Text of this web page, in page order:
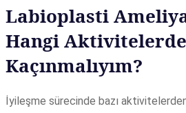
Labioplasti
Hangi
Kaçınmalıyım?
İyileşme sürecinde bazı